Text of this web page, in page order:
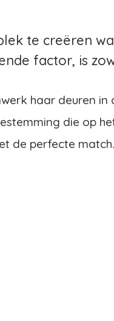
te creëren
factor, is
haar deuren
die op
de perfecte